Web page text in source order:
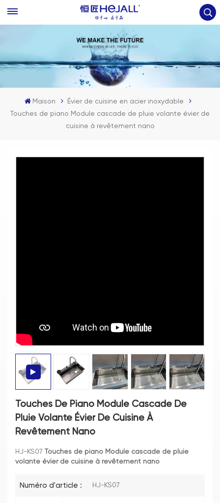
Maison
Évier de cuisine en acier inoxydable
Touches de piano Module cascade de pluie volante évier de
cuisine à revêtement nano
Touches De Piano Module Cascade De
Pluie Volante Évier De Cuisine À
Revêtement Nano
HJ-KS07
Touches de piano Module cascade de pluie
volante évier de cuisine à revêtement nano
Numéro d'article : HJ-KS07